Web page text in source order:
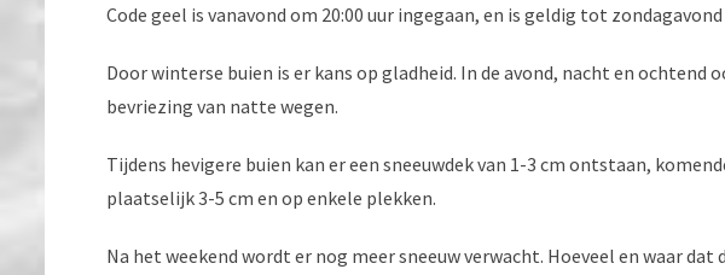
Code geel is vanavond om 20:00 uur ingegaan, en is geldig tot zondagavond
Door winterse buien is er kans op gladheid. In de avond, nacht en ochtend
bevriezing van natte wegen.
Tijdens hevigere buien kan er een sneeuwdek van 1-3 cm ontstaan,
plaatselijk 3-5 cm en op enkele plekken.
Na het weekend wordt er nog meer sneeuw verwacht. Hoeveel en waar